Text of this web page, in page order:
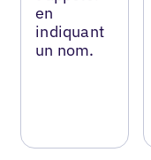
en
indiquant
un nom.